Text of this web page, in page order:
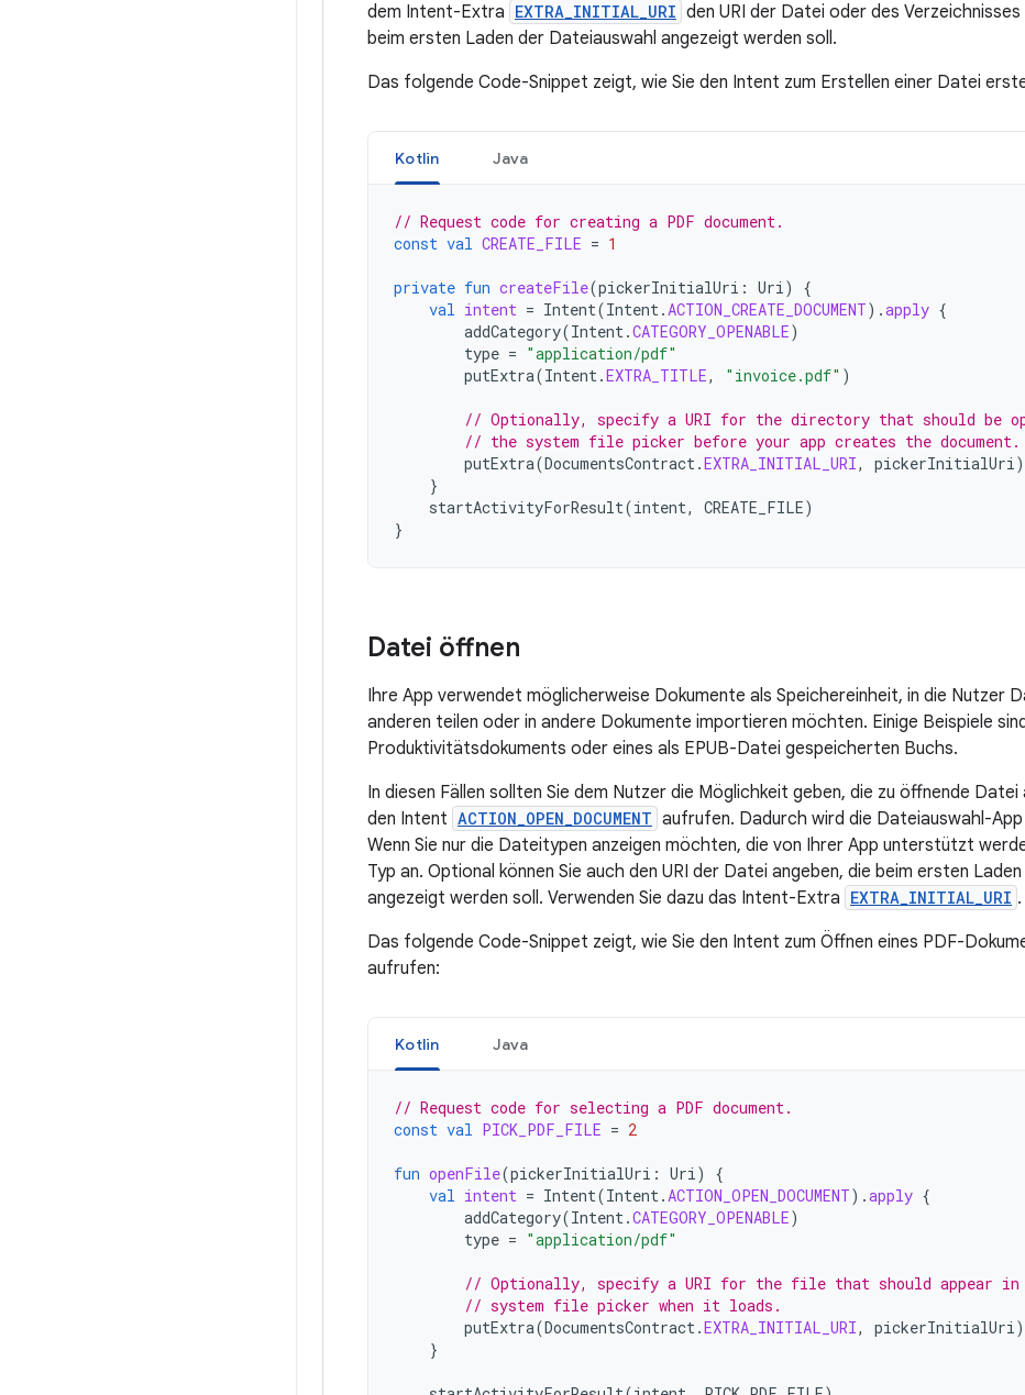
dem Intent-Extra EXTRA_INITIAL_URI den URI der Datei oder des
beim ersten Laden der Dateiauswahl angezeigt werden soll.
Das folgende Code-Snippet zeigt, wie Sie den Intent zum Erstellen einer Datei
Kotlin Java
// Request code for creating a PDF document.
const val CREATE_FILE = 1
private fun createFile(pickerInitialUri : Uri)
{
val intent = Intent(Intent.ACTION_CREATE_DOCUMENT).apply {
addCategory(Intent.CATEGORY_OPENABLE)
type = "application/pdf"
putExtra(Intent.EXTRA_TITLE, "invoice.pdf" )
// Optionally, specify a URI for the directory that should be
// the system file picker before your app creates the document.
putExtra(DocumentsContract.EXTRA_INITIAL_URI, pickerInitialUri)
}
startActivityForResult(intent, CREATE_FILE)
}
Datei öffnen
Ihre App verwendet möglicherweise Dokumente als Speichereinheit, in die Nutzer
anderen teilen oder in andere Dokumente importieren möchten. Einige Beispiele
Produktivitätsdokuments oder eines als EPUB-Datei gespeicherten Buchs.
In diesen Fällen sollten Sie dem Nutzer die Möglichkeit geben, die zu öffnende Datei
den Intent ACTION_OPEN_DOCUMENT aufrufen. Dadurch wird die Dateiauswahl-
Wenn Sie nur die Dateitypen anzeigen möchten, die von Ihrer App unterstützt
Typ an. Optional können Sie auch den URI der Datei angeben, die beim ersten
angezeigt werden soll. Verwenden Sie dazu das Intent-Extra EXTRA_INITIAL_URI .
Das folgende Code-Snippet zeigt, wie Sie den Intent zum Öffnen eines PDF-
aufrufen:
Kotlin Java
// Request code for selecting a PDF document.
const val PICK_PDF_FILE = 2
fun openFile(pickerInitialUri : Uri)
{
val intent = Intent(Intent.ACTION_OPEN_DOCUMENT).apply {
addCategory(Intent.CATEGORY_OPENABLE)
type = "application/pdf"
// Optionally, specify a URI for the file that should appear in
// system file picker when it loads.
putExtra(DocumentsContract.EXTRA_INITIAL_URI, pickerInitialUri)
}